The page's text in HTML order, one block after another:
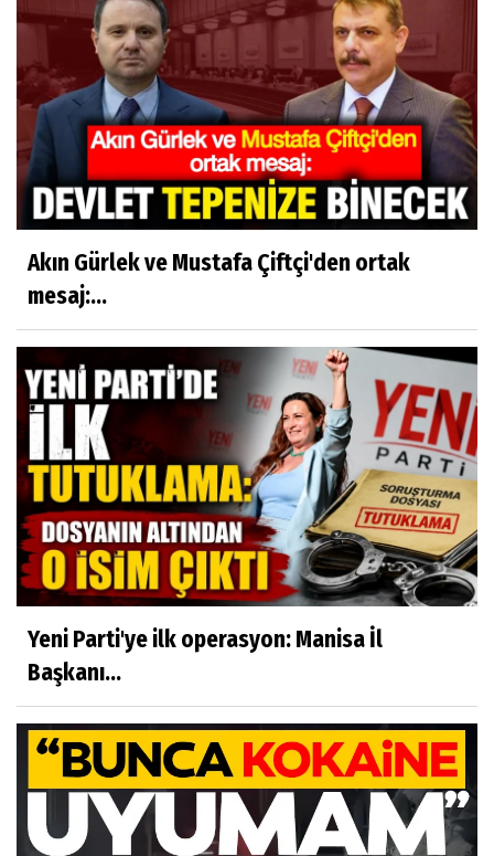
Akın Gürlek ve Mustafa Çiftçi'den ortak
mesaj:...
Yeni Parti'ye ilk operasyon: Manisa İl
Başkanı...